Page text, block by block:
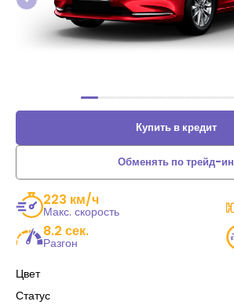
Купить в кредит
Обменять по трейд-ин
223 км/ч
Макс. скорость
8.2 сек.
Разгон
Цвет
Статус